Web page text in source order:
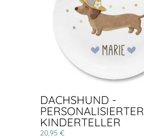
DACHSHUND -
PERSONALISIERTER
KINDERTELLER
20,95 €